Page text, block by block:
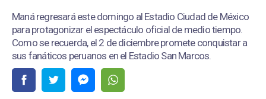
Maná regresará este domingo al Estadio Ciudad de México
para protagonizar el espectáculo oficial de medio tiempo.
Como se recuerda, el 2 de diciembre promete conquistar a
sus fanáticos peruanos en el Estadio San Marcos.